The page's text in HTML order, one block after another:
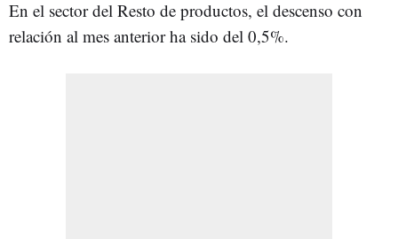
En el sector del Resto de productos, el descenso con
relación al mes anterior ha sido del 0,5%.